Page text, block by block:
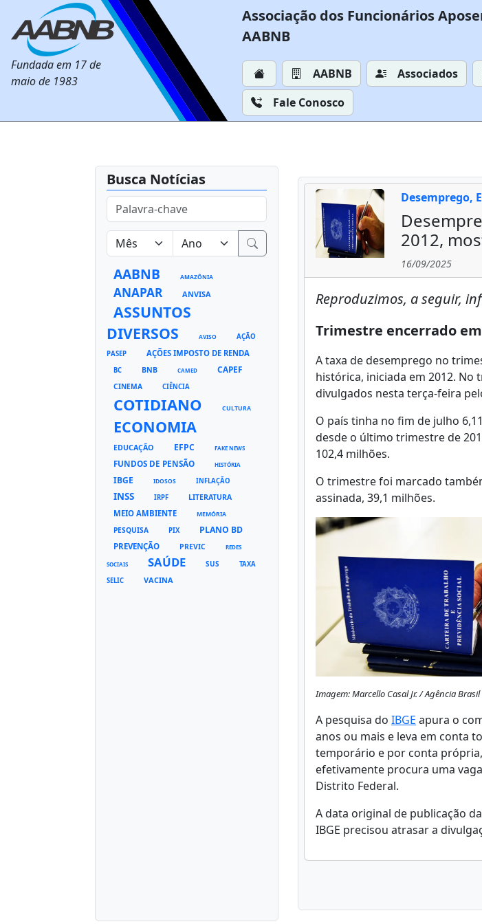
Fundada em 17 de
maio de 1983
Associação dos Funcionários
AABNB
AABNB Associados
Fale Conosco
Busca Notícias
AABNB AMAZÔNIA
ANAPAR ANVISA
ASSUNTOS
DIVERSOS
AVISO
AÇÃO
PASEP
AÇÕES IMPOSTO DE RENDA
BC BNB CAMED CAPEF
CINEMA CIÊNCIA
COTIDIANO CULTURA
ECONOMIA
EDUCAÇÃO EFPC FAKE NEWS
FUNDOS DE PENSÃO HISTÓRIA
IBGE IDOSOS INFLAÇÃO
INSS IRPF LITERATURA
MEIO AMBIENTE MEMÓRIA
PESQUISA PIX PLANO BD
PREVENÇÃO PREVIC REDES
SOCIAIS SAÚDE SUS
TAXA
SELIC
VACINA
Desemprego,
2012,
16/09/2025
Reproduzimos, a seguir,
Trimestre encerrado
A taxa de desemprego no
histórica, iniciada em 2012. No
divulgados nesta terça-feira
O país tinha no fim de julho
desde o último trimestre de
102,4 milhões.
O trimestre foi marcado
assinada, 39,1 milhões.
Imagem: Marcello Casal Jr. / Agência Brasil
A pesquisa do IBGE apura o
anos ou mais e leva em conta
temporário e por conta
efetivamente procura uma
Distrito Federal.
A data original de publicação
IBGE precisou atrasar a